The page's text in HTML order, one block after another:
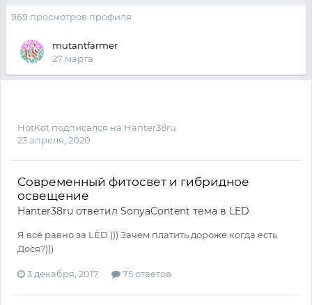
969 просмотров профиля
mutantfarmer
27 марта
HotKot подписался на Hanter38ru
23 апреля, 2020
Современный фитосвет и гибридное
освещение
Hanter38ru ответил SonyaContent тема в LED
Я всё равно за LЁD.))) Зачем платить дороже когда есть
Дося?)))
3 декабря, 2017 75 ответов